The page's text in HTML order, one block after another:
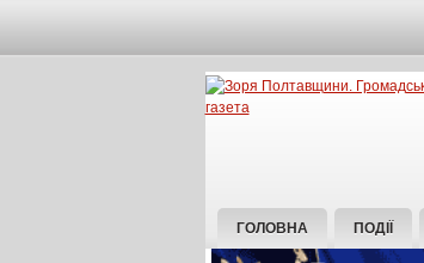
ГОЛОВНА ПОДІЇ